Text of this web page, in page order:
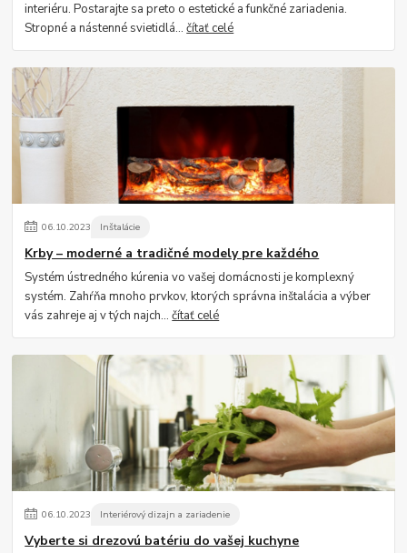
interiéru. Postarajte sa preto o estetické a funkčné zariadenia.
Stropné a nástenné svietidlá...čítať celé
06.10.2023 Inštalácie
Krby – moderné a tradičné modely pre každého
Systém ústredného kúrenia vo vašej domácnosti je komplexný
systém. Zahŕňa mnoho prvkov, ktorých správna inštalácia a výber
vás zahreje aj v tých najch...čítať celé
06.10.2023 Interiérový dizajn a zariadenie
Vyberte si drezovú batériu do vašej kuchyne